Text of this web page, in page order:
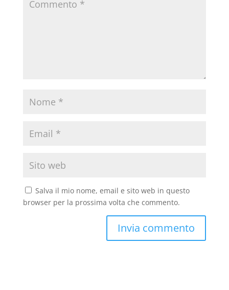
Salva il mio nome, email e sito web in questo
browser per la prossima volta che commento.